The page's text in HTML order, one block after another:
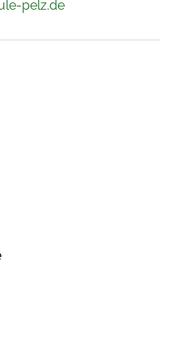
pelz.de